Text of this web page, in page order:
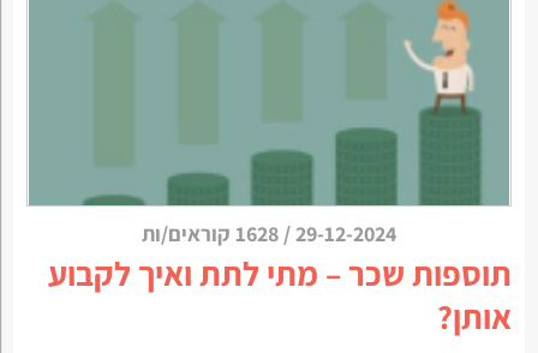
29-12-2024
/ 1628 קוראים/ות
תוספות שכר – מתי לתת ואיך לקבוע
אותן?